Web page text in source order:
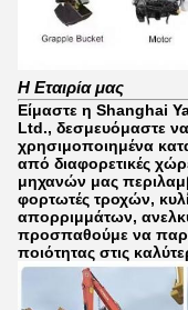
Η Εταιρία μας
Είμαστε η Shanghai
Ltd., δεσμευόμαστε
χρησιμοποιημένα
από διαφορετικές
μηχανών μας
φορτωτές τροχών,
απορριμμάτων,
προσπαθούμε να
ποιότητας στις